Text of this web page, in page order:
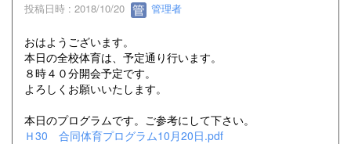
投稿日時 : 2018/10/20 管理者
おはようございます。
本日の全校体育は、予定通り行います。
８時４０分開会予定です。
よろしくお願いいたします。
本日のプログラムです。ご参考にして下さい。
Ｈ30 合同体育プログラム10月20日.pdf